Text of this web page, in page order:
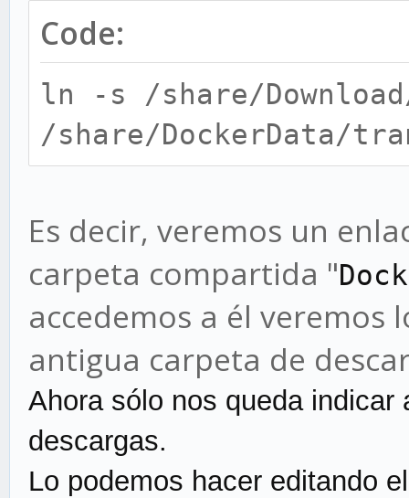
Code:
ln -s /share/
/share/DockerData/
Es decir, veremos un
carpeta compartida "
accedemos a él veremos
antigua carpeta de
Ahora sólo nos queda
descargas.
Lo podemos hacer editando